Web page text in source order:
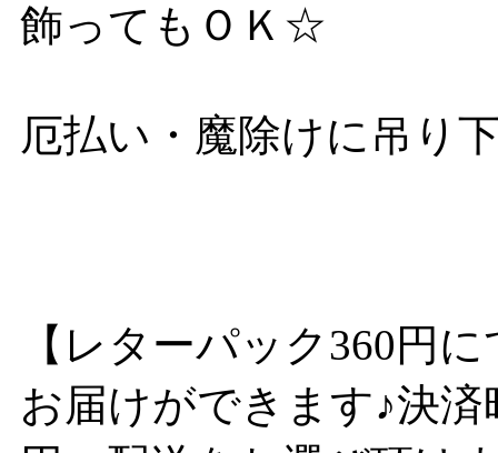
飾ってもＯＫ☆
厄払い・魔除けに吊り
【レターパック360円
お届けができます♪決